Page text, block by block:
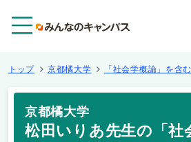
トップ 京都橘大学 「社会学概論」を含
京都橘大学
松田いりあ先生の「社